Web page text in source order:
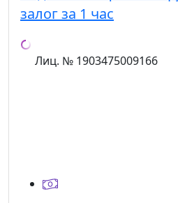
залог за 1 час
Лиц. № 1903475009166